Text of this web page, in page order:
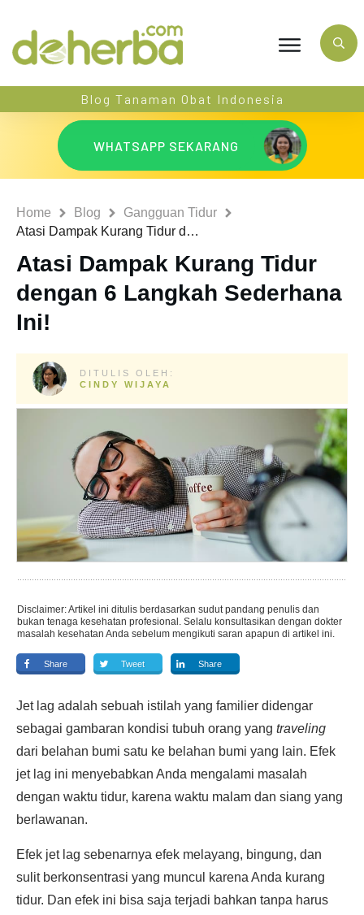
Blog Tanaman Obat Indonesia
WHATSAPP SEKARANG
Home Blog
Gangguan Tidur
Atasi Dampak Kurang Tidur dengan 6 Langkah Sederhana Ini!
Atasi Dampak Kurang Tidur
dengan 6 Langkah Sederhana
Ini!
DITULIS OLEH:
CINDY WIJAYA
Disclaimer: Artikel ini ditulis berdasarkan sudut pandang penulis dan
bukan tenaga kesehatan profesional. Selalu konsultasikan dengan dokter
masalah kesehatan Anda sebelum mengikuti saran apapun di artikel ini.
Share Tweet Share
Jet lag adalah sebuah istilah yang familier didengar
sebagai gambaran kondisi tubuh orang yang traveling
dari belahan bumi satu ke belahan bumi yang lain. Efek
jet lag ini menyebabkan Anda mengalami masalah
dengan waktu tidur, karena waktu malam dan siang yang
berlawanan.
Efek jet lag sebenarnya efek melayang, bingung, dan
sulit berkonsentrasi yang muncul karena Anda kurang
tidur. Dan efek ini bisa saja terjadi bahkan tanpa harus